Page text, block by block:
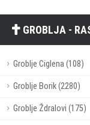
GROBLJA -
Groblje Ciglena (108)
Groblje Borik (2280)
Groblje Ždralovi (175)